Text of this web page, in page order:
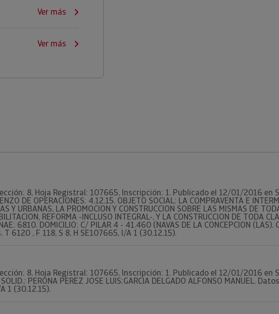
Ver más
Ver más
8, Hoja Registral: 107665, Inscripción: 1. Publicado el 12/01/2016 en
DE OPERACIONES: 4.12.15. OBJETO SOCIAL: LA COMPRAVENTA E
Y URBANAS, LA PROMOCION Y CONSTRUCCION SOBRE LAS MISMAS DE
REFORMA -INCLUSO INTEGRAL-, Y LA CONSTRUCCION DE TODA
6810. DOMICILIO: C/ PILAR 4 - 41.460 (NAVAS DE LA CONCEPCION
6120 , F 118, S 8, H SE107665, I/A 1 (30.12.15).
8, Hoja Registral: 107665, Inscripción: 1. Publicado el 12/01/2016 en
PERONA PEREZ JOSE LUIS;GARCIA DELGADO ALFONSO MANUEL.
1 (30.12.15).